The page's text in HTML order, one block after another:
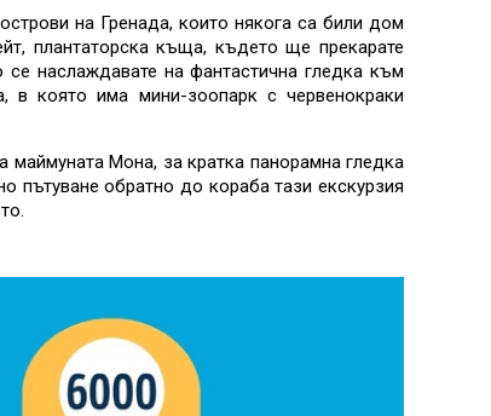
на Гренада, които някога са били дом
плантаторска къща, където ще прекарате
наслаждавате на фантастична гледка към
която има мини-зоопарк с червенокраки
Мона, за кратка панорамна гледка
пътуване обратно до кораба тази екскурзия